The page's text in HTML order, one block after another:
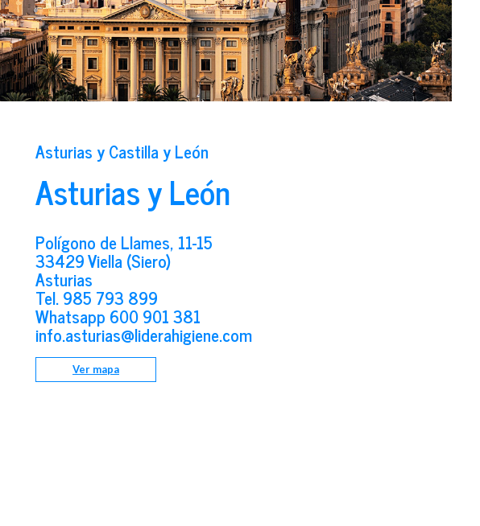
Asturias y Castilla y León
Asturias y León
Polígono de Llames, 11-15
33429 Viella (Siero)
Asturias
Tel.985 793 899
Whatsapp 600 901 381
info.asturias@liderahigiene.com
Ver mapa